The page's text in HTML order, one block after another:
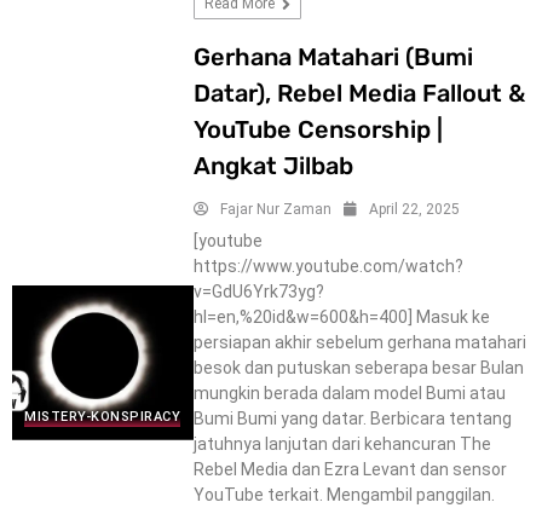
MISTERY-KONSPIRACY
Gerhana Matahari (Bumi
Datar), Rebel Media Fallout &
YouTube Censorship |
Angkat Jilbab
Fajar Nur Zaman April 22, 2025
[youtube
https://www.youtube.com/watch?
v=GdU6Yrk73yg?
hl=en,%20id&w=600&h=400] Masuk ke
persiapan akhir sebelum gerhana matahari
besok dan putuskan seberapa besar Bulan
mungkin berada dalam model Bumi atau
Bumi Bumi yang datar. Berbicara tentang
jatuhnya lanjutan dari kehancuran The
Rebel Media dan Ezra Levant dan sensor
YouTube terkait. Mengambil panggilan.